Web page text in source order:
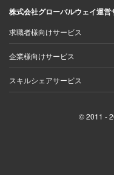
界で生きているテンダ
が成すべきことを見極
では、テンダが掲げる
村・林は何度も話し合
ティティ（以下、CI）
株式会社グローバルウェイ運営
求職者様向けサービス
企業様向けサービス
スキルシェアサービス
© 2011 -